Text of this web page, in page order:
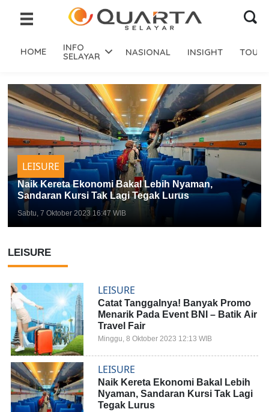
HOME INFO
SELAYAR NASIONAL INSIGHT
LEISURE
Naik Kereta Ekonomi Bakal Lebih Nyaman,
Sandaran Kursi Tak Lagi Tegak Lurus
Sabtu, 7 Oktober 2023 16:47 WIB
LEISURE
LEISURE
Catat Tanggalnya! Banyak Promo
Menarik Pada Event BNI – Batik Air
Travel Fair
Minggu, 8 Oktober 2023 12:13 WIB
LEISURE
Naik Kereta Ekonomi Bakal Lebih
Nyaman, Sandaran Kursi Tak Lagi
Tegak Lurus